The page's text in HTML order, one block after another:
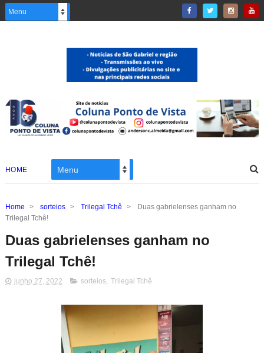
HOME
Home > sorteios > Trilegal Tchê >
Duas gabrielenses ganham no
Trilegal Tchê!
Duas gabrielenses ganham no
Trilegal Tchê!
junho 27, 2022 sorteios, Trilegal Tchê